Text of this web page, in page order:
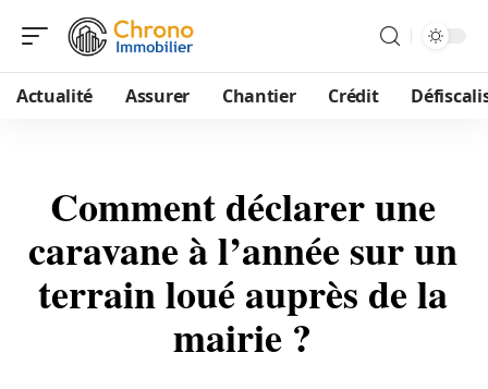
Actualité Assurer Chantier Crédit
Comment déclarer une
caravane à l’année sur un
terrain loué auprès de la
mairie ?